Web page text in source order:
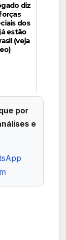
diz
dos
estão
(veja
por
e